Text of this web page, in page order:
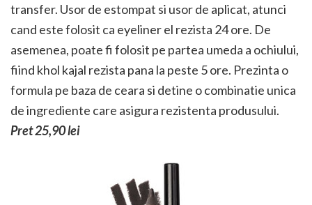
transfer. Usor de estompat si usor de aplicat, atunci
cand este folosit ca eyeliner el rezista 24 ore. De
asemenea, poate fi folosit pe partea umeda a ochiului,
fiind khol kajal rezista pana la peste 5 ore. Prezinta o
formula pe baza de ceara si detine o combinatie unica
de ingrediente care asigura rezistenta produsului.
Pret 25,90 lei